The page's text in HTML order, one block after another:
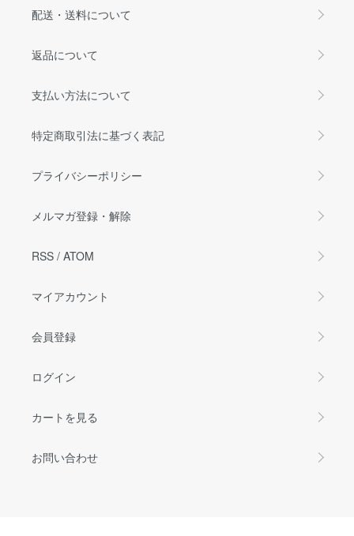
配送・送料について
返品について
支払い方法について
特定商取引法に基づく表記
プライバシーポリシー
メルマガ登録・解除
RSS / ATOM
マイアカウント
会員登録
ログイン
カートを見る
お問い合わせ